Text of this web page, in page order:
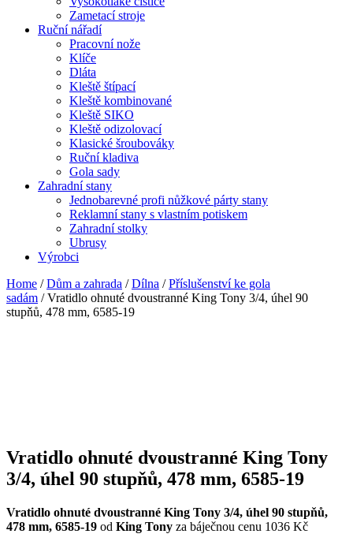
Zametací stroje
Ruční nářadí
Pracovní nože
Klíče
Dláta
Kleště štípací
Kleště kombinované
Kleště SIKO
Kleště odizolovací
Klasické šroubováky
Ruční kladiva
Gola sady
Zahradní stany
Jednobarevné profi nůžkové párty stany
Reklamní stany s vlastním potiskem
Zahradní stolky
Ubrusy
Výrobci
Home /Dům a zahrada /Dílna /Příslušenství ke gola
sadám / Vratidlo ohnuté dvoustranné King Tony 3/4, úhel 90
stupňů, 478 mm, 6585-19
Vratidlo ohnuté dvoustranné King Tony
3/4, úhel 90 stupňů, 478 mm, 6585-19
Vratidlo ohnuté dvoustranné King Tony 3/4, úhel 90 stupňů,
478 mm, 6585-19 od King Tony za báječnou cenu 1036 Kč